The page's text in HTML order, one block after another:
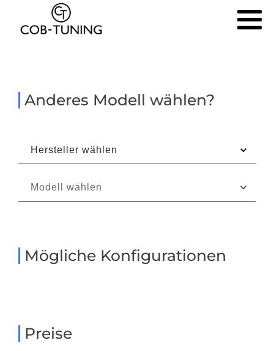
Anderes Modell wählen?
Mögliche Konfigurationen
Preise